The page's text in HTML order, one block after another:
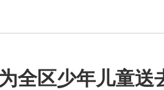
全区少年儿童送